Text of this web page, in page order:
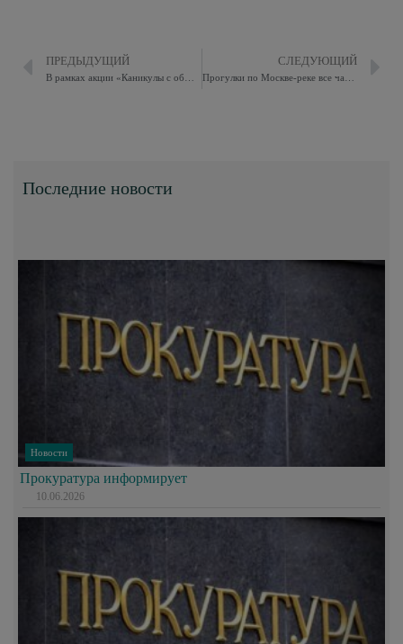
ПРЕДЫДУЩИЙ СЛЕДУЮЩИЙ
Последние новости
Новости
Прокуратура информирует
10.06.2026